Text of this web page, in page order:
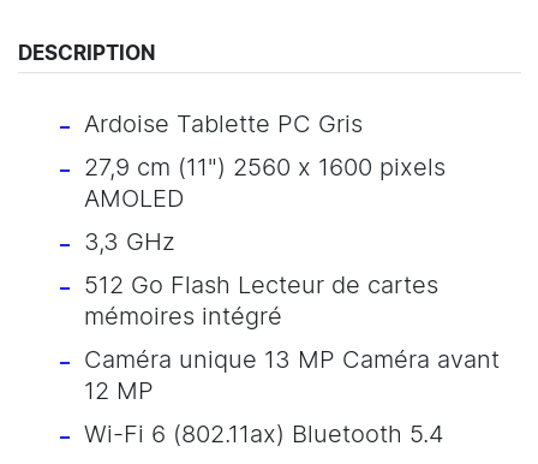
DESCRIPTION
Ardoise Tablette PC Gris
27,9 cm (11") 2560 x 1600 pixels
AMOLED
3,3 GHz
512 Go Flash Lecteur de cartes
mémoires intégré
Caméra unique 13 MP Caméra avant
12 MP
Wi-Fi 6 (802.11ax) Bluetooth 5.4